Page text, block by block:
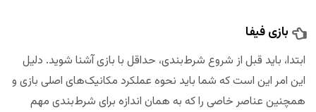
بازی فیفا
ابتدا، باید قبل از شروع شرط‌بندی، حداقل با بازی آشنا شوید. دلیل
این امر این است که شما باید نحوه عملکرد مکانیک‌های اصلی بازی و
همچنین عناصر خاصی را که به همان اندازه برای شرط‌‌بندی مهم